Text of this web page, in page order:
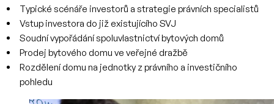
Typické scénáře investorů a strategie právních specialistů
Vstup investora do již existujícího SVJ
Soudní vypořádání spoluvlastnictví bytových domů
Prodej bytového domu ve veřejné dražbě
Rozdělení domu na jednotky z právního a investičního
pohledu